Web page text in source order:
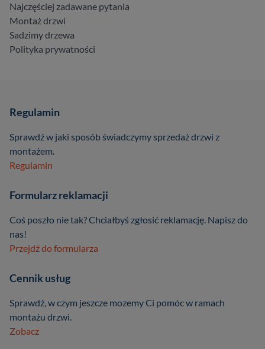
Najczęściej zadawane pytania
Montaż drzwi
Sadzimy drzewa
Polityka prywatności
Regulamin
Sprawdź w jaki sposób świadczymy sprzedaż drzwi z
montażem.
Regulamin
Formularz reklamacji
Coś poszło nie tak? Chciałbyś zgłosić reklamację. Napisz do
nas!
Przejdź do formularza
Cennik usług
Sprawdź, w czym jeszcze mozemy Ci pomóc w ramach
montażu drzwi.
Zobacz